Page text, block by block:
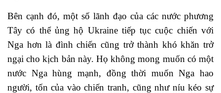
Bên cạnh đó, một số lãnh đạo của các nước phương
Tây có thể ủng hộ Ukraine tiếp tục cuộc chiến với
Nga hơn là đình chiến cũng trở thành khó khăn trở
ngại cho kịch bản này. Họ không mong muốn có một
nước Nga hùng mạnh, đồng thời muốn Nga hao
người, tốn của vào chiến tranh, cũng như níu kéo sự